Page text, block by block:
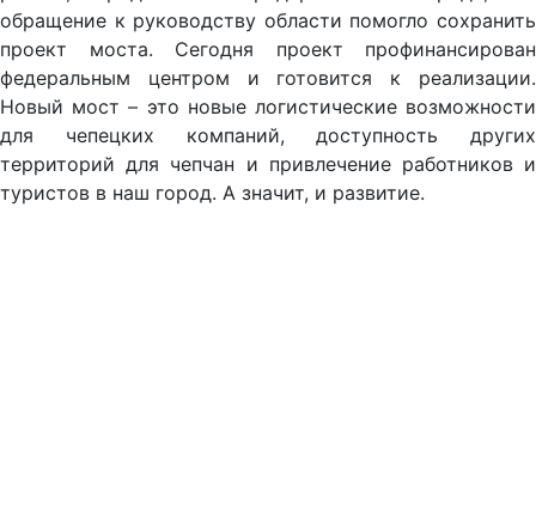
обращение к руководству области помогло сохранить
проект моста. Сегодня проект профинансирован
федеральным центром и готовится к реализации.
Новый мост – это новые логистические возможности
для чепецких компаний, доступность других
территорий для чепчан и привлечение работников и
туристов в наш город. А значит, и развитие.